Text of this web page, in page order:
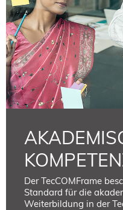
Der TecCOMFrame
Standard für die
Weiterbildung in der